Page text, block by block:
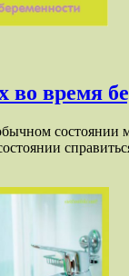
во время
состоянии